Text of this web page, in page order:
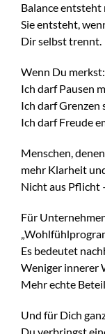
Balance
Sie entsteht,
Dir selbst trennt.
Wenn Du merkst:
Ich darf Pausen
Ich darf Grenzen
Ich darf Freude
Menschen,
mehr Klarheit
Nicht aus Pflicht
Für
Es bedeutet
Weniger innerer
Mehr echte
Und für Dich